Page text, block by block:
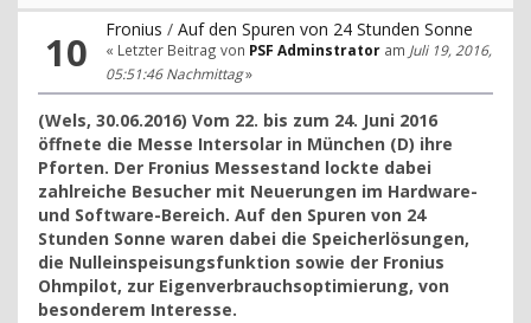
10 Fronius /Auf den Spuren von 24 Stunden Sonne
« Letzter Beitrag von PSF Adminstrator am Juli 19, 2016,
05:51:46 Nachmittag»
(Wels, 30.06.2016) Vom 22. bis zum 24. Juni 2016
öffnete die Messe Intersolar in München (D) ihre
Pforten. Der Fronius Messestand lockte dabei
zahlreiche Besucher mit Neuerungen im Hardware-
und Software-Bereich. Auf den Spuren von 24
Stunden Sonne waren dabei die Speicherlösungen,
die Nulleinspeisungsfunktion sowie der Fronius
Ohmpilot, zur Eigenverbrauchsoptimierung, von
besonderem Interesse.